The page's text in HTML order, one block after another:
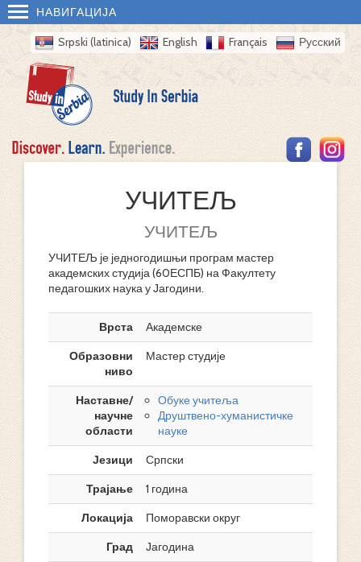
НАВИГАЦИЈА
Srpski (latinica) English Français Русский
УЧИТЕЉ
УЧИТЕЉ
УЧИТЕЉ је једногодишњи програм мастер
академских студија (60ЕСПБ) на Факултету
педагошких наука у Јагодини.
Врста
Академске
Образовни
ниво
Мастер студије
Наставне/
научне
области
Обуке учитеља
Друштвено-хуманистичке
науке
Језици
Српски
Трајање
1 година
Локација
Поморавски округ
Град
Јагодина